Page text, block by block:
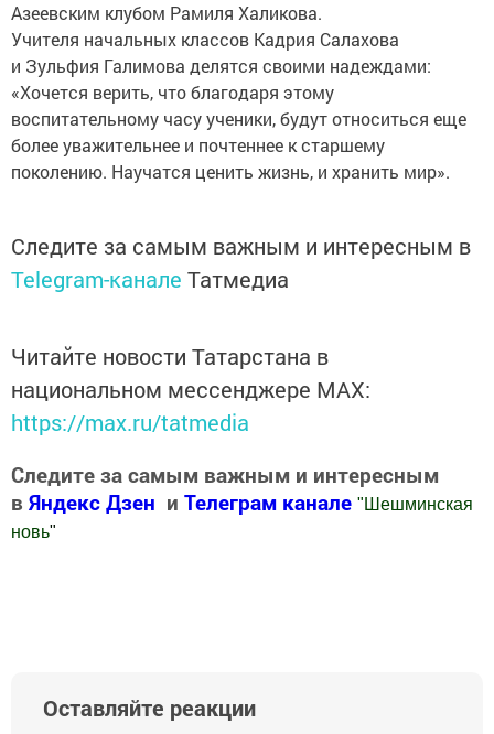
Азеевским клубом Рамиля Халикова.
Учителя начальных классов Кадрия Салахова
и Зульфия Галимова делятся своими надеждами:
«Хочется верить, что благодаря этому
воспитательному часу ученики, будут относиться еще
более уважительнее и почтеннее к старшему
поколению. Научатся ценить жизнь, и хранить мир».
Следите за самым важным и интересным в
Telegram-канале Татмедиа
Читайте новости Татарстана в
национальном мессенджере MАХ:
https://max.ru/tatmedia
Следите за самым важным и интересным
в Яндекс Дзен и Телеграм канале " Шешминская
новь"
Оставляйте реакции